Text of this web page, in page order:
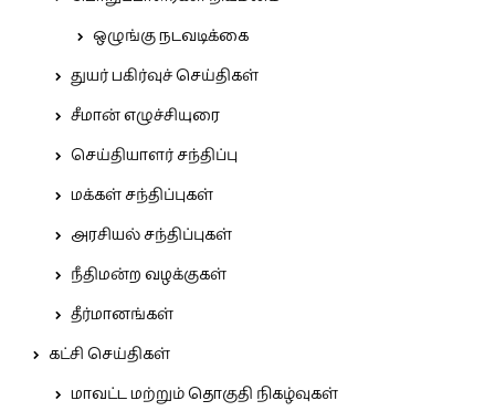
ஒழுங்கு நடவடிக்கை
துயர் பகிர்வுச் செய்திகள்
சீமான் எழுச்சியுரை
செய்தியாளர் சந்திப்பு
மக்கள் சந்திப்புகள்
அரசியல் சந்திப்புகள்
நீதிமன்ற வழக்குகள்
தீர்மானங்கள்
கட்சி செய்திகள்
மாவட்ட மற்றும் தொகுதி நிகழ்வுகள்